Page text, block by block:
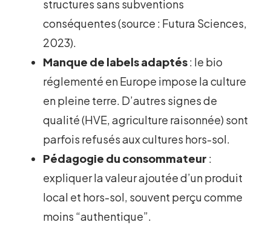
structures sans subventions
conséquentes (source : Futura Sciences,
2023).
Manque de labels adaptés: le bio
réglementé en Europe impose la culture
en pleine terre. D’autres signes de
qualité (HVE, agriculture raisonnée) sont
parfois refusés aux cultures hors-sol.
Pédagogie du consommateur :
expliquer la valeur ajoutée d’un produit
local et hors-sol, souvent perçu comme
moins “authentique”.